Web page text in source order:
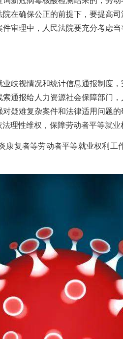
在确保公正的前提下，要提高
审理中，人民法院要充分考虑
歧视情况和统计信息通报制度
通报给人力资源社会保障部门
疑难复杂案件和法律适用问题
理性维权，保障劳动者平等就业
复者等劳动者平等就业权利